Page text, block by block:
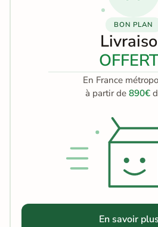
BON PLAN
En France
à partir de 890€
En savoir plus